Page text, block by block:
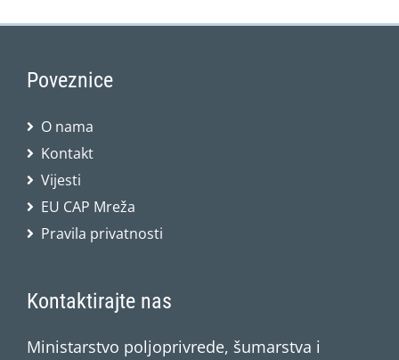
Poveznice
O nama
Kontakt
Vijesti
EU CAP Mreža
Pravila privatnosti
Kontaktirajte nas
Ministarstvo poljoprivrede, šumarstva i